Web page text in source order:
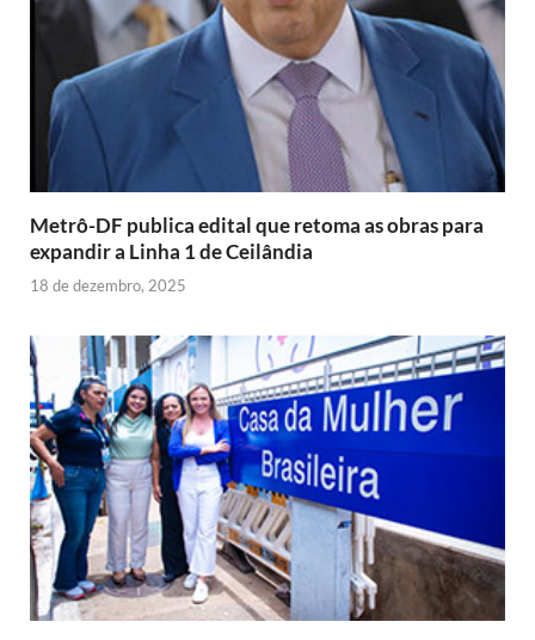
Metrô-DF publica edital que retoma as obras para
expandir a Linha 1 de Ceilândia
18 de dezembro, 2025